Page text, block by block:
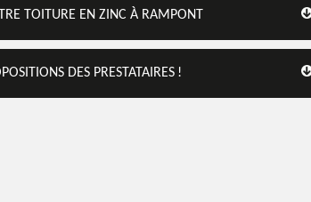
TOITURE EN ZINC À RAMPONT
DES PRESTATAIRES !